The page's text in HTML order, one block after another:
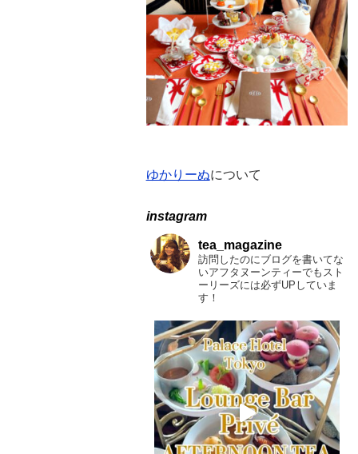
ー
ゆかりーぬについて
instagram
tea_magazine
訪問したのにブログを書いてな
いアフタヌーンティーでもスト
ーリーズには必ずUPしていま
す！